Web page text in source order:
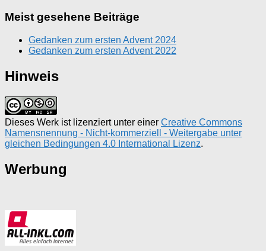
Meist gesehene Beiträge
Gedanken zum ersten Advent 2024
Gedanken zum ersten Advent 2022
Hinweis
Dieses Werk ist lizenziert unter einer Creative Commons
Namensnennung - Nicht-kommerziell - Weitergabe unter
gleichen Bedingungen 4.0 International Lizenz.
Werbung